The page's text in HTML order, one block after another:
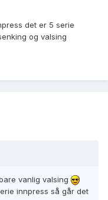
det er 5 serie
og valsing
vanlig valsing
innpress så går det